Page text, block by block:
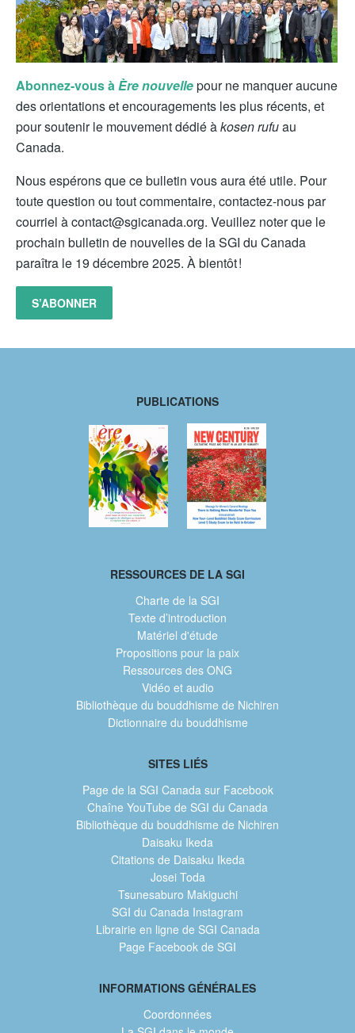
Abonnez-vous àÈre nouvellepour ne manquer aucune
des orientations et encouragements les plus récents, et
pour soutenir le mouvement dédié àkosen rufuau
Canada.
Nous espérons que ce bulletin vous aura été utile. Pour
toute question ou tout commentaire, contactez-nous par
courriel à contact@sgicanada.org. Veuillez noter que le
prochain bulletin de nouvelles de la SGI du Canada
paraîtra le 19 décembre 2025. À bientôt !
S’ABONNER
PUBLICATIONS
RESSOURCES DE LA SGI
Charte de la SGI
Texte d’introduction
Matériel d'étude
Propositions pour la paix
Ressources des ONG
Vidéo et audio
Bibliothèque du bouddhisme de Nichiren
Dictionnaire du bouddhisme
SITES LIÉS
Page de la SGI Canada sur Facebook
Chaîne YouTube de SGI du Canada
Bibliothèque du bouddhisme de Nichiren
Daisaku Ikeda
Citations de Daisaku Ikeda
Josei Toda
Tsunesaburo Makiguchi
SGI du Canada Instagram
Librairie en ligne de SGI Canada
Page Facebook de SGI
INFORMATIONS GÉNÉRALES
Coordonnées